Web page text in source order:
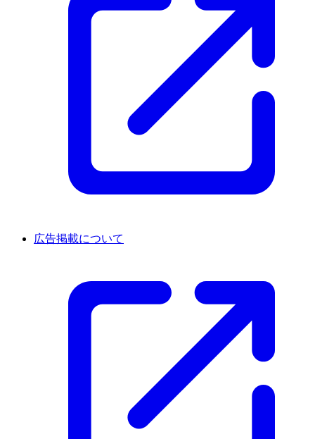
広告掲載について